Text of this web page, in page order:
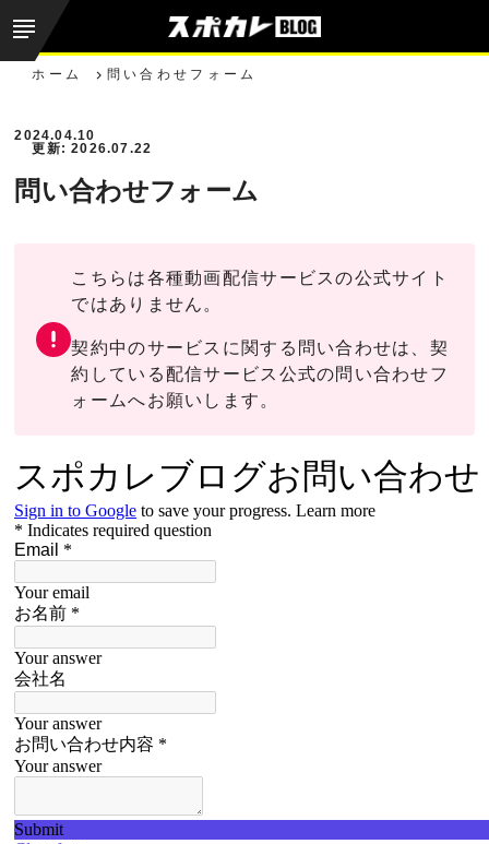
ホーム 問い合わせフォーム
2024.04.10
更新: 2026.07.22
問い合わせフォーム
こちらは各種動画配信サービスの公式サイト
ではありません。
契約中のサービスに関する問い合わせは、契
約している配信サービス公式の問い合わせフ
ォームへお願いします。